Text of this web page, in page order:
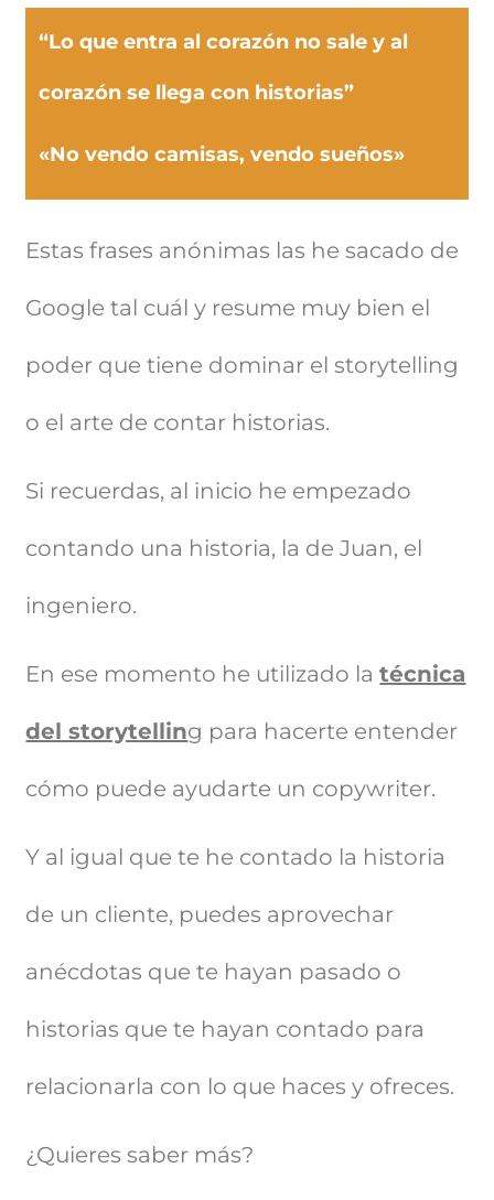
“Lo que entra al corazón no sale y al
corazón se llega con historias”
«No vendo camisas, vendo sueños»
Estas frases anónimas las he sacado de
Google tal cuál y resume muy bien el
poder que tiene dominar el storytelling
o el arte de contar historias.
Si recuerdas, al inicio he empezado
contando una historia, la de Juan, el
ingeniero.
En ese momento he utilizado latécnica
del storytelling para hacerte entender
cómo puede ayudarte un copywriter.
Y al igual que te he contado la historia
de un cliente, puedes aprovechar
anécdotas que te hayan pasado o
historias que te hayan contado para
relacionarla con lo que haces y ofreces.
¿Quieres saber más?